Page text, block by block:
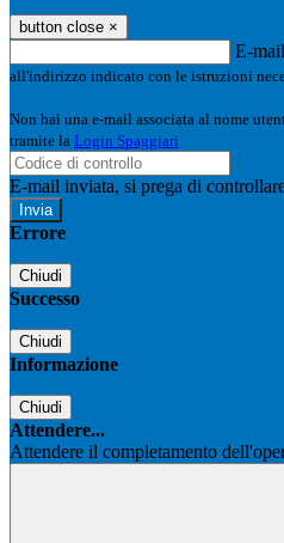
button close ×
E-mail
all'indirizzo indicato con le istruzioni
Non hai una e-mail associata al nome
tramite la Login Spaggiari
E-mail inviata, si prega di
Errore
Chiudi
Successo
Chiudi
Informazione
Chiudi
Attendere...
Attendere il completamento